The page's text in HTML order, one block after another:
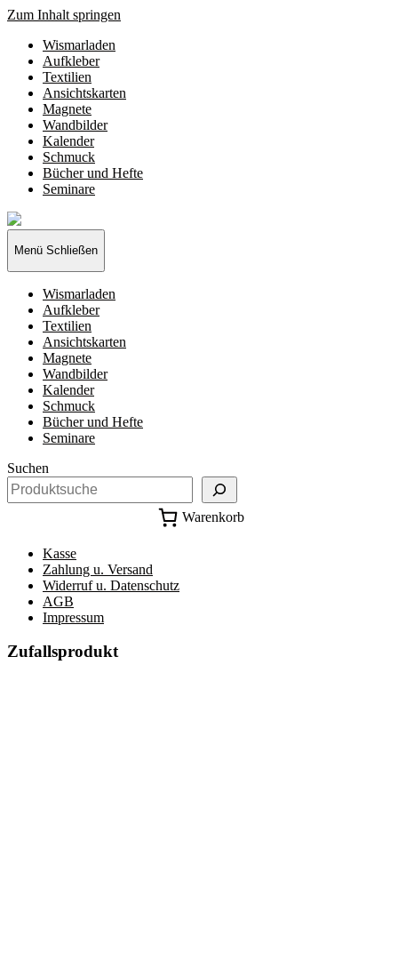
Zum Inhalt springen
Wismarladen
Aufkleber
Textilien
Ansichtskarten
Magnete
Wandbilder
Kalender
Schmuck
Bücher und Hefte
Seminare
Wismarladen
-
deine
Produzentengemeinschaft
Menü Schließen
Wismarladen
Aufkleber
Textilien
Ansichtskarten
Magnete
Wandbilder
Kalender
Schmuck
Bücher und Hefte
Seminare
Suchen
Warenkorb
Kasse
Zahlung u. Versand
Widerruf u. Datenschutz
AGB
Impressum
Zufallsprodukt